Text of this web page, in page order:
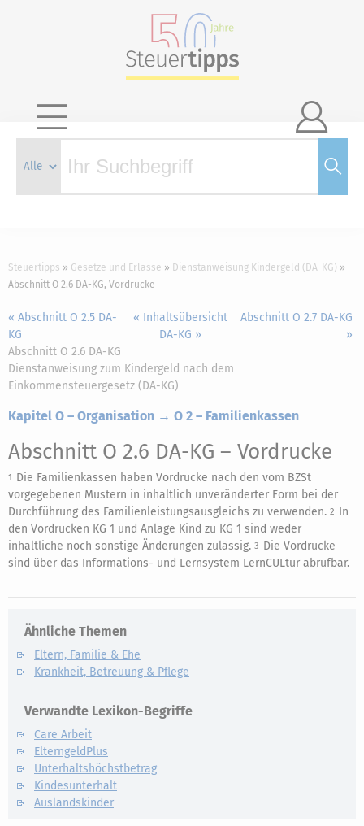

Steuertipps Gesetze und Erlasse
Dienstanweisung Kindergeld (DA-KG)
Abschnitt O 2.6 DA-KG, Vordrucke
« Abschnitt O 2.5 DA-
KG
« Inhaltsübersicht
DA-KG »
Abschnitt O 2.7 DA-KG
»
Abschnitt O 2.6 DA-KG
Dienstanweisung zum Kindergeld nach dem
Einkommensteuergesetz (DA-KG)
Kapitel O – Organisation → O 2 – Familienkassen
Abschnitt O 2.6 DA-KG – Vordrucke
1 Die Familienkassen haben Vordrucke nach den vom BZSt
vorgegebenen Mustern in inhaltlich unveränderter Form bei der
Durchführung des Familienleistungsausgleichs zu verwenden. 2 In
den Vordrucken KG 1 und Anlage Kind zu KG 1 sind weder
inhaltliche noch sonstige Änderungen zulässig. 3 Die Vordrucke
sind über das Informations- und Lernsystem LernCULtur abrufbar.
Ähnliche Themen
Eltern, Familie & Ehe
Krankheit, Betreuung & Pflege
Verwandte Lexikon-Begriffe
Care Arbeit
ElterngeldPlus
Unterhaltshöchstbetrag
Kindesunterhalt
Auslandskinder